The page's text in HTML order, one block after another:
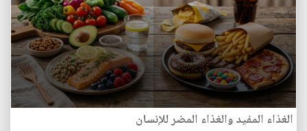
الغذاء المفيد والغذاء المضر للإنسان